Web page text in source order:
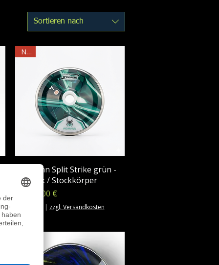
Sortieren nach
NEU
Widmann Split Strike grün -
Eisstock / Stockkörper
345,00 €
Sale-Preis
| zzgl. Versandkosten